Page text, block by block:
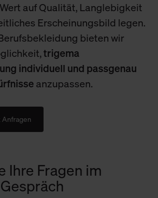
auf Qualität, Langlebigkeit
Erscheinungsbild legen.
bieten wir
trigema
individuell und passgenau
anzupassen.
Ihre Fragen im